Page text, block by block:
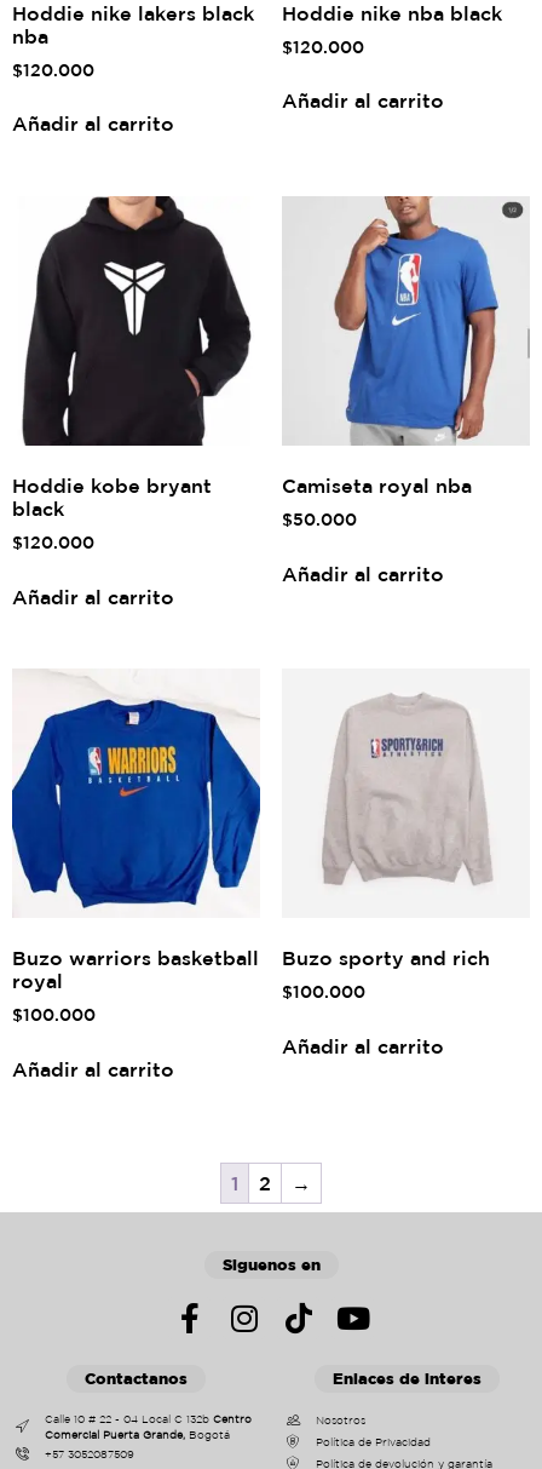
Hoddie nike lakers black
nba
$120.000
Añadir al carrito
Hoddie nike nba black
$120.000
Añadir al carrito
Hoddie kobe bryant
black
$120.000
Añadir al carrito
Camiseta royal nba
$50.000
Añadir al carrito
Buzo warriors basketball
royal
$100.000
Añadir al carrito
Buzo sporty and rich
$100.000
Añadir al carrito
1 2 →
Siguenos en
Contactanos
Calle 10 # 22 - 04 Local C 132b Centro
Comercial Puerta Grande,Bogotá
+57 3052087509
Enlaces de interes
Nosotros
Política de Privacidad
Política de devolución y garantía